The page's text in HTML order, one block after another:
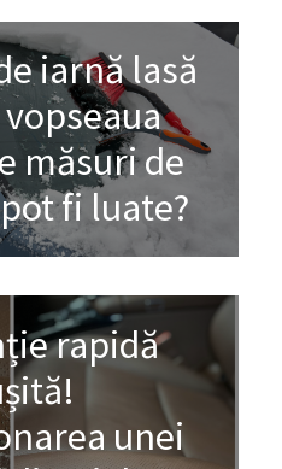
iarnă lasă
măsuri de
fi luate?
rapidă
unei